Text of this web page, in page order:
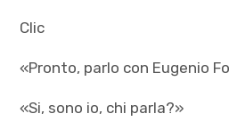
Clic
«Pronto, parlo con Eugenio
«Si, sono io, chi parla?»